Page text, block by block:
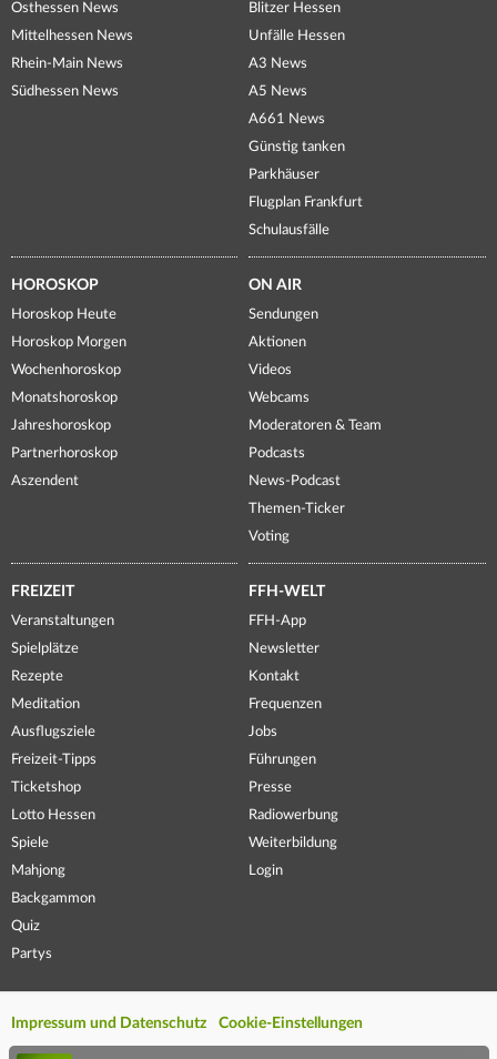
Osthessen News
Mittelhessen News
Rhein-Main News
Südhessen News
Blitzer Hessen
Unfälle Hessen
A3 News
A5 News
A661 News
Günstig tanken
Parkhäuser
Flugplan Frankfurt
Schulausfälle
HOROSKOP
Horoskop Heute
Horoskop Morgen
Wochenhoroskop
Monatshoroskop
Jahreshoroskop
Partnerhoroskop
Aszendent
ON AIR
Sendungen
Aktionen
Videos
Webcams
Moderatoren & Team
Podcasts
News-Podcast
Themen-Ticker
Voting
FREIZEIT
Veranstaltungen
Spielplätze
Rezepte
Meditation
Ausflugsziele
Freizeit-Tipps
Ticketshop
Lotto Hessen
Spiele
Mahjong
Backgammon
Quiz
Partys
FFH-WELT
FFH-App
Newsletter
Kontakt
Frequenzen
Jobs
Führungen
Presse
Radiowerbung
Weiterbildung
Login
Impressum und Datenschutz Cookie-Einstellungen